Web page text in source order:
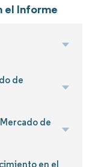
el Informe
de
de
en el